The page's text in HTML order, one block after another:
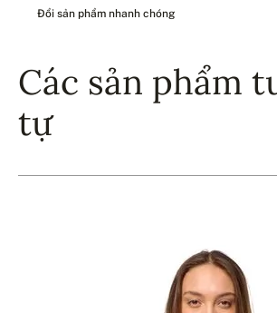
Đổi sản phẩm nhanh chóng
Các sản phẩm
tự